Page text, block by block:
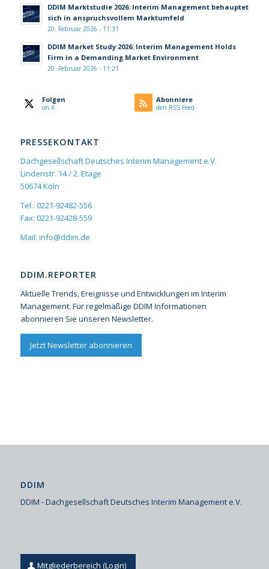
DDIM Marktstudie 2026: Interim Management behauptet
sich in anspruchsvollem Marktumfeld
20. Februar 2026 - 11:31
DDIM Market Study 2026: Interim Management Holds
Firm in a Demanding Market Environment
20. Februar 2026 - 11:21
Folgen
on X
Abonniere
den RSS Feed
PRESSEKONTAKT
Dachgesellschaft Deutsches Interim Management e.V.
Lindenstr. 14 / 2. Etage
50674 Köln
Tel.: 0221-92482-556
Fax: 0221-92428-559
Mail: info@ddim.de
DDIM.REPORTER
Aktuelle Trends, Ereignisse und Entwicklungen im Interim
Management. Für regelmäßige DDIM Informationen
abonnieren Sie unseren Newsletter.
Jetzt Newsletter abonnieren
DDIM
DDIM - Dachgesellschaft Deutsches Interim Management e.V.
Mitgliederbereich (Login)